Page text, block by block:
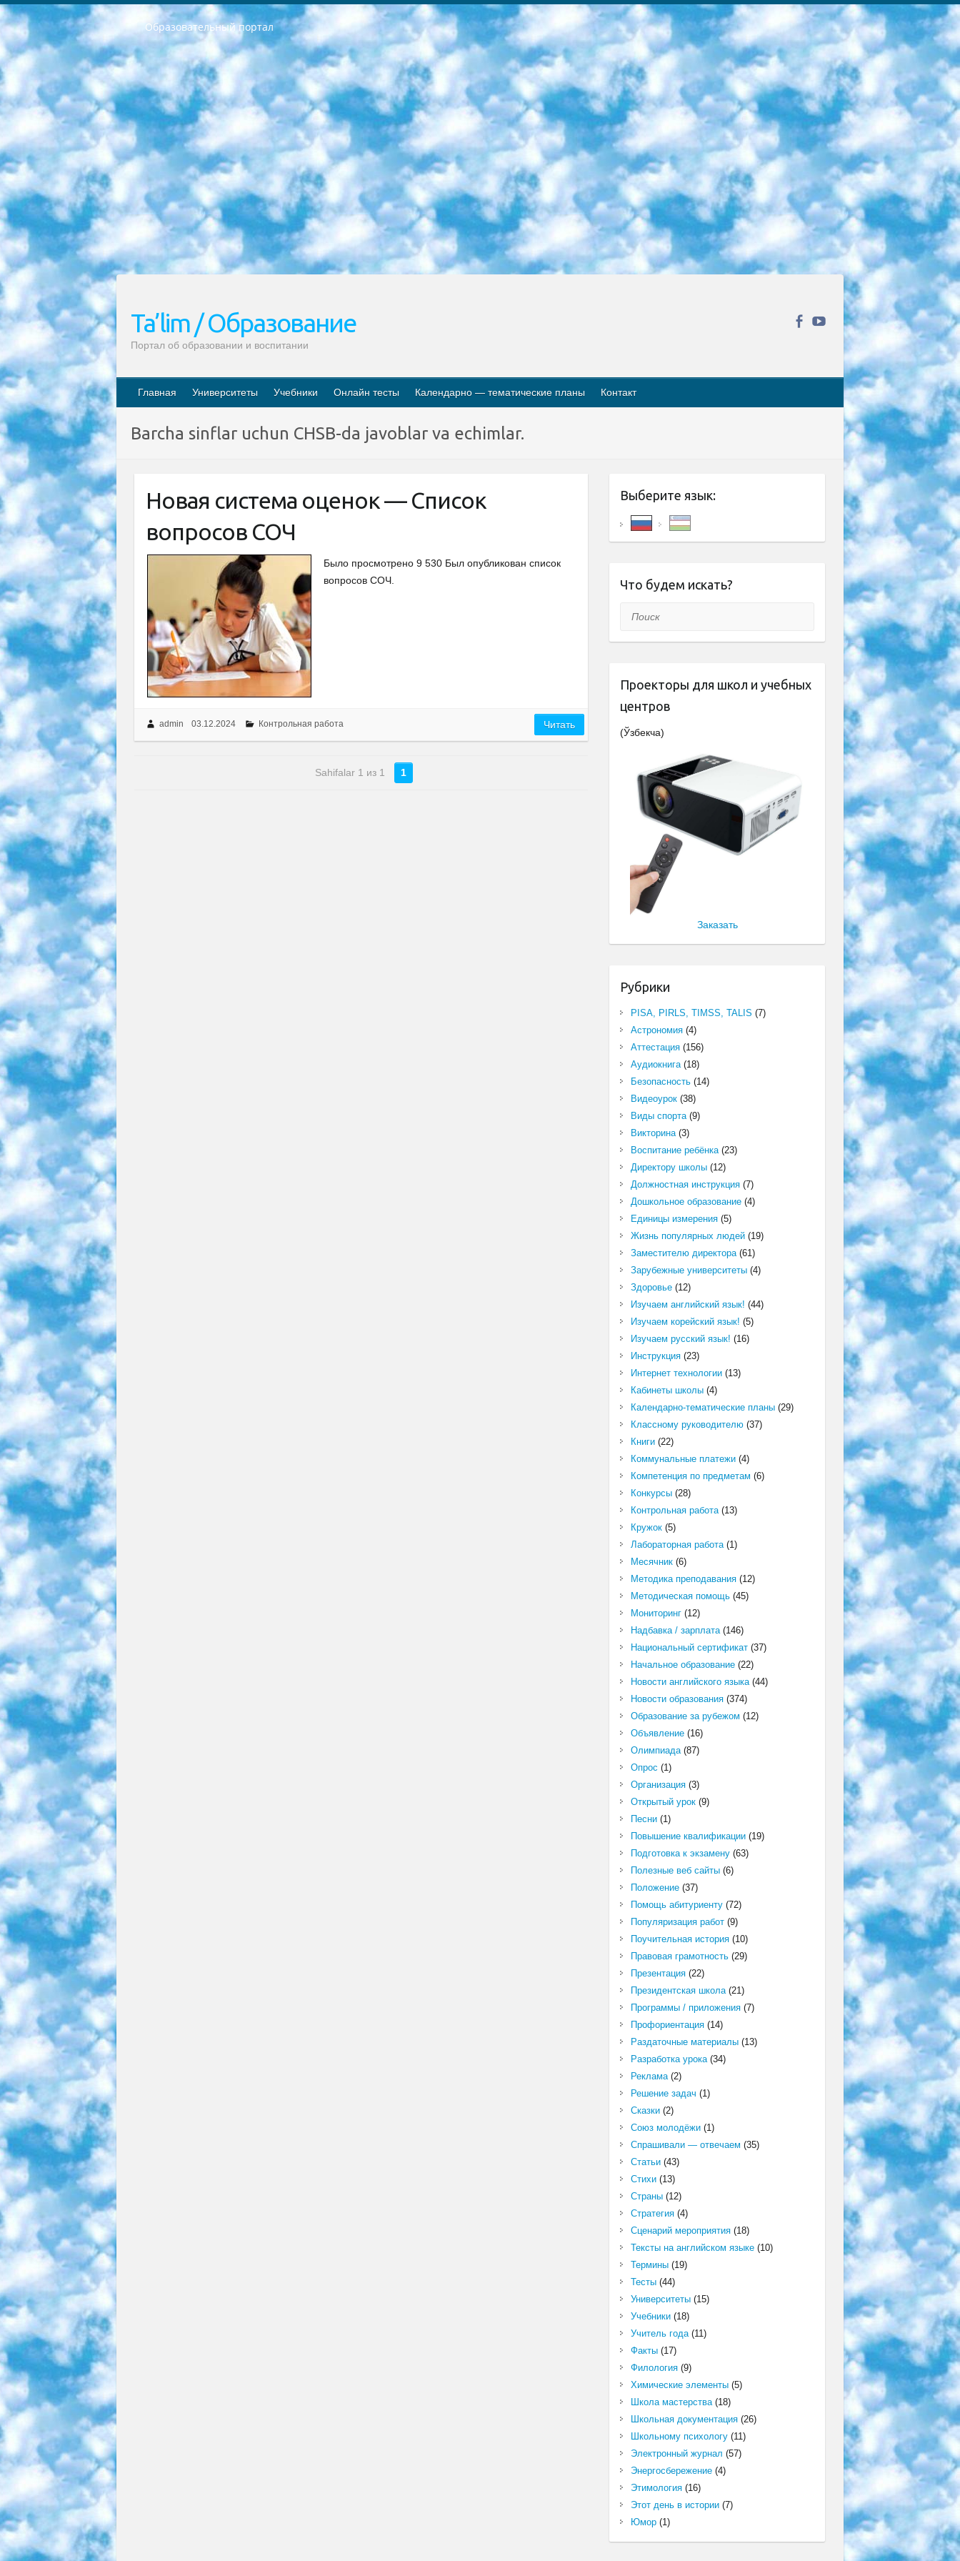
Образовательный портал
РЕСПУБЛИКА УЗБЕКИСТАН МИНИСТРЕРСТВО ДОШКОЛЬНОГО И ШКОЛЬНОГО ОБРАЗОВАНИЯ КОМАНДА в общеобразовательных учреждениях в 2023-2024 учебном году организация и проведение итоговой государственной аттестации обучающихся о Министра дошкольного и школьного образования Республики Узбекистан от 4 марта 2008 года (постановлением Минюста от 20 марта 2008 года № 1778 государственной регистрации) «Итоговое состояние учащихся общего среднего образования на основании положения об утверждении положения об аттестации общего среднего образования выпускной экзамен студентов в образовательных учреждениях в 2023-2024 учебном году В целях организации и прохождения аттестации приказываю: 1. Следующее: перечень предметов, по которым будет проводиться итоговая государственная аттестация и экзамен формы перевода согласно приложению 1; сертификаты международного образца, оценивающие уровень владения иностранными языками перечень согласно приложению 2; 2. Педагогический при специализированных образовательных учреждениях. научно-практический центр квалификации и международной оценки (Д.Давидова) 2024 г. До 25 марта: задания по предметам, по которым будет проводиться итоговая аттестация разработка и утверждение технических условий; итоговая аттестация на основании разработанного предметного задания разработка вопросов по предметам (устно и письменно), экзамен передача; общеобразовательные средние школы и специальные учебные заведения учащиеся выпускных классов школ и интернатов в агентской системе подготовка базы данных экзаменационных материалов и критериев оценки; перевод базы экзаменационных материалов на все языки обучения подать в Республиканский образовательный центр для изготовления; варианты экзаменов на основе разработанных контрольных материалов пусть будут поставлены задачи формирования. 3. Республиканский образовательный центр (Ш.Худайкулов) до 5 апреля 2024 года. до: база данных предоставленных экзаменационных материалов на все языки обучения перевод и экспертиза; для слепых, слабовидящих, глухих, слабослышащих и умственно отсталых детей учащиеся выпускных классов специализированных школ и школ-интернатов база данных экзаменационных материалов на всех преподаваемых языках подготовка критериев оценки; специализированные школы для умственно отсталых детей и технологии для учащихся выпускных классов школ-интернатов разработка соответствующих рекомендаций и критериев проведения ЕГЭ по естествознанию давать задания. 4. Педагогический при специализированных образовательных учреждениях. Научно-практический центр навыков и международной оценки (Д.Давидова), Республика образовательный центр (Худайкулов Ш.) итоговый государственный аттестационный экзамен ориентирован на творческое и логическое мышление при подготовке базы материалов учитывать введение заданий. 5. Следует отметить, что: сертификат государственного образца о знании общеобразовательного предмета и как минимум национальный уровень B1 по предметам на иностранных языках, указанным в Приложении 2. или международно признанный сертификат эквивалентного уровня студенты, изучающие определенный предмет, освобождаются от экзамена; по соответствующим предметам запланирована итоговая государственная аттестация за день до дня, путем жеребьевки Рабочей группой (в письменной форме по предметам, проводимым в форме) из числа сформированных вариантов выбрано 2 варианта; 2 выбранных варианта экзамена анонсированы на официальном сайте министерства и все выпускники по всей стране на основе этих вариантов проводит итоговую государственную аттестацию. 6. Государственное образование учащихся средних общеобразовательных учреждений. знания в соответствии с квалификационными требованиями, которые необходимо приобрести на основании стандартов итоговый (выпускной) контроль для 9 и 11 классов в целях тестирования Экзамены (далее – экзамены) состоят из предметов, перечисленных в приложении 1. будет сделано. 7. Экзамены пройдут с 26 мая по 15 июня 2024 г. (кроме науки физического воспитания). 8. Физическая для учащихся 9 классов общесредних образовательных учреждений. Экзамены по предмету «Образование, квалификация медицина» 1-6 мая 2024 года. сотрудники перевести под присмотр (с отклонениями в физическом или умственном развитии) специализированная школа для детей, школы-интернаты и со сколиозом школы-интернаты санаторного типа для больных детей исключены). 9. Он был слепым, слабовидящим и имел нарушения опорно-двигательного аппарата. экзамены в специализированных школах и интернатах для детей должны проводиться исходя из требований, предъявляемых к общеобразовательным учреждениям (физкультура кроме науки). 10. Специализированная школа для глухих и слабослышащих детей. и экзамены в интернатах и быть реализован в виде письменного теста по математике. 11. Специальность для умственно отсталых детей. Для 9 класса Родной язык и литературное письмо Государственный язык (язык обучения – узбекский). для неклассов) написано Математическое письмо Письменная/устная история Узбекистана Физическое воспитание практично Итоговый контроль Для 11 класса Написание родного языка и литературы (эссе) Математическое письмо Узбекский язык (обучение на узбекском языке) не посещающее общее среднее образование для учреждений)/Образовательное учреждение выбор письменный и устный Иностранный язык письменный/устный Письменная/устная история Узбекистана *По выбору студента:  Химия  Физика  Основы государственного права  География 10 бесплатных образовательных ресурсов - Мы составили подборку онлайн-проектов с интерактивными упражнениями, видеолекциями и статьями. Они помогут вам обрести новые и освежить старые знания бесплатно. 1. «ИНТУИТ» Старейшая образовательная площадка Рунета. Здесь вы найдёте сотни текстовых и видеокурсов на десятки различных тем — от программирования до психологии. Многие курсы подготовлены российскими университетами и крупными международными компаниями вроде Intel и Microsoft. Самостоятельное обучение бесплатное, но желающие могут оплатить услуги персональных наставников. 2. «Смартия» знакомит с актуальными профессиями и подсказывает, как им обучаться. Выбрав заинтересовавшую вас специальность — SMM-специалист, фотограф, веб-дизайнер или другую, — увидите список необходимых для неё умений. Чтобы вы могли освоить их самостоятельно, для каждого умения площадка отображает подборку ссылок на учебные материалы. Хотя «Смартия» ориентируется на русскоязычную аудиторию, часть контента всё же доступна только на английском. 3. «Лекторий Физтеха» Проект Московского физико-технического института (Физтеха). С его помощью вы можете смотреть онлайн серии лекций, записанные на видео в этом вузе. В числе доступных предметов — физика, биология, химия, информационные технологии и другие. К некоторым лекциям администрация ресурса прилагает готовые конспекты, которые можно скачивать в PDF-формате. 4. ITMOcourses Онлайн-площадка Санкт-Петербургского национального исследовательского университета информационных технологий, механики и оптики (ИТМО). Ресурс предоставляет свободный доступ к курсам, разработанным в этом вузе. Каталог материалов разбит на четыре категории: «Оптические системы и технологии», «Приборостроение и робототехника», «Информационные технологии» и «Биотехнологии». Курсы состоят из видеолекций, интерактивных демонстраций и заданий. 5. «КиберЛенинка» Электронная научная библиотека открытого доступа. Каталог площадки регулярно обрастает текстами статей из различных научных изданий. Сгруппированные по журналам и рубрикам публикации можно читать онлайн или скачивать целиком в PDF-формате. Проект нацелен на популяризацию науки за счёт открытого доступа к качественной информации. 6. «ПостНаука» На этом ресурсе публикуют подборки видеолекций, составленные экспертами из разных отраслей и объединённые общими темами. Среди них, к примеру, есть серии «Биоинформатика и геномика», «Культура средневековой Скандинавии» и Cinema Studies о теории кино. Каждая подборка лекций — логически связанная история, рассказанная экспертом от первого лица. Кроме того, на сайте появляются научно-образовательные статьи и тесты на разные темы. 7. «Newочём» Команда проекта «Newочём» отбирает самые интересные тексты из англоязычных СМИ и переводит те из них, за которые голосуют участники сообщества «ВКонтакте». По большей части это научно-популярные статьи. Редакторы придумывают лишь заголовки, в остальном содержание переводов соответствует оригиналам. Полные тексты можно читать прямо в социальной сети. 8. InternetUrok Онлайн-база материалов по основным дисциплинам школьной программы. Информация на сайте структурирована по классам, предметам и темам (урокам). Каждый урок состоит из видеолекций и конспектов. Есть также интерактивные тренажёры и тесты для закрепления пройденного материала. Даже если вы давно окончили школу, возможность повторить программу старших классов всегда может пригодиться. 9. Edutainme Ещё один ресурс об образовании. В отличие от Newtonew, как мне кажется, Edutainme больше ориентируется на представителей индустрии: педагогов, предпринимателей, разработчиков образовательных проектов. Но и любой, кто просто стремится к саморазвитию, найдёт на сайте много полезного и интересного для себя. Например, информацию о новых курсах и образовательных сервисах. 10. Newtonew Онлайн-медиа об образовании и обучении в широком смысле. Авторы Newtonew пишут об инструментах, заведениях, тактиках и стратегиях, которые помогают учить других и получать новые знания самостоятельно. На этой площадке вы найдёте новости, обзоры, аналитические мат
Ta’lim / Образование
Портал об образовании и воспитании
Главная Университеты Учебники Онлайн тесты Календарно — тематические планы Контакт
Barcha sinflar uchun CHSB-da javoblar va echimlar.
Новая система оценок — Список
вопросов СОЧ
Было просмотрено 9 530 Был опубликован список
вопросов СОЧ.
admin 03.12.2024 Контрольная работа Читать
Sahifalar 1 из 1 1
Выберите язык:
Что будем искать?
Поиск
Проекторы для школ и учебных
центров
(Ўзбекча)
Заказать
Рубрики
PISA, PIRLS, TIMSS, TALIS (7)
Астрономия(4)
Аттестация(156)
Аудиокнига(18)
Безопасность(14)
Видеоурок(38)
Виды спорта(9)
Викторина(3)
Воспитание ребёнка(23)
Директору школы(12)
Должностная инструкция(7)
Дошкольное образование(4)
Единицы измерения(5)
Жизнь популярных людей(19)
Заместителю директора(61)
Зарубежные университеты(4)
Здоровье(12)
Изучаем английский язык! (44)
Изучаем корейский язык! (5)
Изучаем русский язык! (16)
Инструкция(23)
Интернет технологии(13)
Кабинеты школы(4)
Календарно-тематические планы(29)
Классному руководителю(37)
Книги(22)
Коммунальные платежи(4)
Компетенция по предметам (6)
Конкурсы(28)
Контрольная работа(13)
Кружок(5)
Лабораторная работа(1)
Месячник(6)
Методика преподавания(12)
Методическая помощь(45)
Мониторинг(12)
Надбавка / зарплата(146)
Национальный сертификат(37)
Начальное образование(22)
Новости английского языка(44)
Новости образования(374)
Образование за рубежом (12)
Объявление(16)
Олимпиада(87)
Опрос (1)
Организация(3)
Открытый урок(9)
Песни(1)
Повышение квалификации(19)
Подготовка к экзамену(63)
Полезные веб сайты(6)
Положение(37)
Помощь абитуриенту(72)
Популяризация работ(9)
Поучительная история(10)
Правовая грамотность(29)
Презентация(22)
Президентская школа(21)
Программы / приложения(7)
Профориентация(14)
Раздаточные материалы(13)
Разработка урока(34)
Реклама(2)
Решение задач (1)
Сказки(2)
Союз молодёжи(1)
Спрашивали — отвечаем (35)
Статьи(43)
Стихи(13)
Страны(12)
Стратегия(4)
Сценарий мероприятия(18)
Тексты на английском языке(10)
Термины(19)
Тесты(44)
Университеты(15)
Учебники(18)
Учитель года(11)
Факты(17)
Филология(9)
Химические элементы(5)
Школа мастерства(18)
Школьная документация(26)
Школьному психологу(11)
Электронный журнал (57)
Энергосбережение(4)
Этимология(16)
Этот день в истории(7)
Юмор(1)